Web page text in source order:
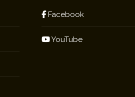
Facebook
YouTube